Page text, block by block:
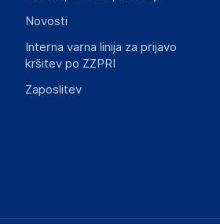
Novosti
Interna varna linija za prijavo
kršitev po ZZPRI
Zaposlitev